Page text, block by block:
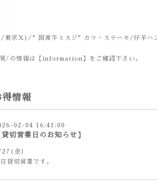
東京X)/”国産牛ミスジ”カツ・ステーキ/仔羊ハ
/の情報は【information】をご確認下さい。
得情報
02-04 16:41:00
貸切営業日のお知らせ】
金）
貸切営業です。